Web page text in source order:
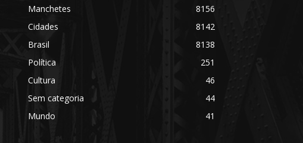
Manchetes
8156
Cidades
8142
Brasil
8138
Política
251
Cultura
46
Sem categoria
44
Mundo
41